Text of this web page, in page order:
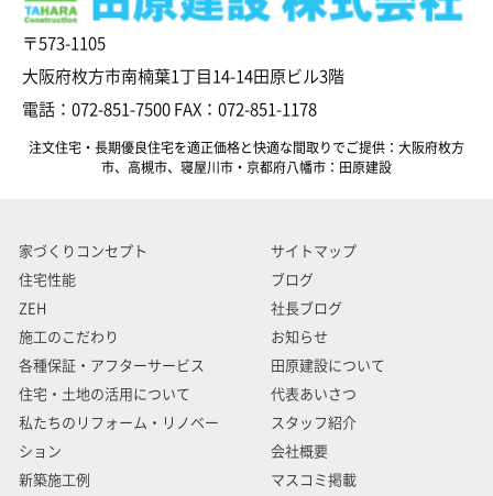
〒573-1105
大阪府枚方市南楠葉1丁目14-14田原ビル3階
電話：072-851-7500 FAX：072-851-1178
注文住宅・長期優良住宅を適正価格と快適な間取りでご提供：大阪府枚方
市、高槻市、寝屋川市・京都府八幡市：田原建設
家づくりコンセプト
住宅性能
ZEH
施工のこだわり
各種保証・アフターサービス
住宅・土地の活用について
私たちのリフォーム・リノベー
ション
新築施工例
サイトマップ
ブログ
社長ブログ
お知らせ
田原建設について
代表あいさつ
スタッフ紹介
会社概要
マスコミ掲載